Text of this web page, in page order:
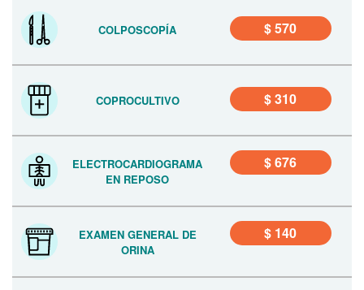
COLPOSCOPÍA $ 570
COPROCULTIVO $ 310
ELECTROCARDIOGRAMA
EN REPOSO
$ 676
EXAMEN GENERAL DE
ORINA
$ 140